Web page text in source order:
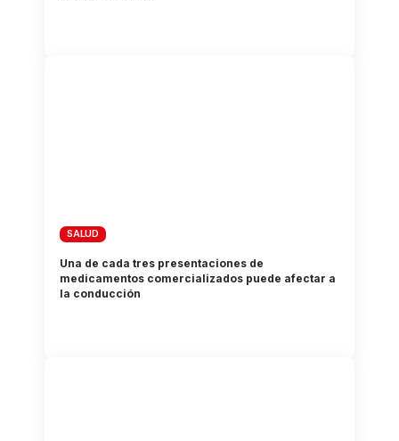
SALUD
Una de cada tres presentaciones de
medicamentos comercializados puede afectar a
la conducción